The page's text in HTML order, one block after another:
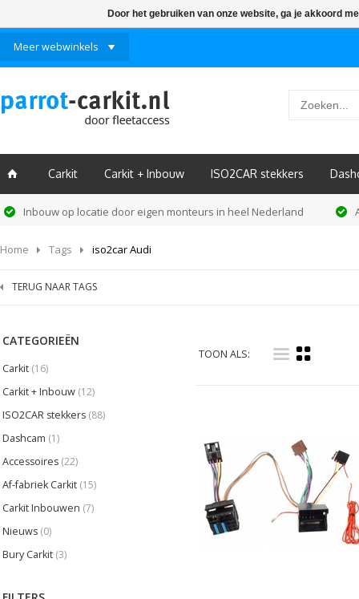
Meer webwinkels
ï Carkit Carkit + Inbouw ISO2CAR stekkers
Inbouw op locatie door eigen monteurs in heel Nederland
Home Tags iso2car Audi
TERUG NAAR TAGS
CATEGORIEËN
Carkit (16)
Carkit + Inbouw (12)
ISO2CAR stekkers (88)
Dashcam (1)
Accessoires (22)
Af-fabriek Carkit (15)
Carkit Inbouwen (7)
Nieuws (0)
Bury Carkit (3)
TOON ALS: i k
Door het gebruiken van onze website, ga je akkoord